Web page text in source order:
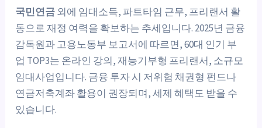
국민연금외에 임대소득, 파트타임 근무, 프리랜서 활
동으로 재정 여력을 확보하는 추세입니다. 2025년 금융
감독원과 고용노동부 보고서에 따르면, 60대 인기 부
업 TOP3는 온라인 강의, 재능기부형 프리랜서, 소규모
임대사업입니다. 금융 투자 시 저위험 채권형 펀드나
연금저축계좌 활용이 권장되며, 세제 혜택도 받을 수
있습니다.